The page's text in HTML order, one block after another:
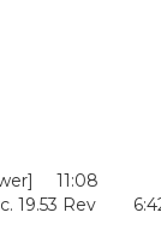
11:08
19.53 Rev